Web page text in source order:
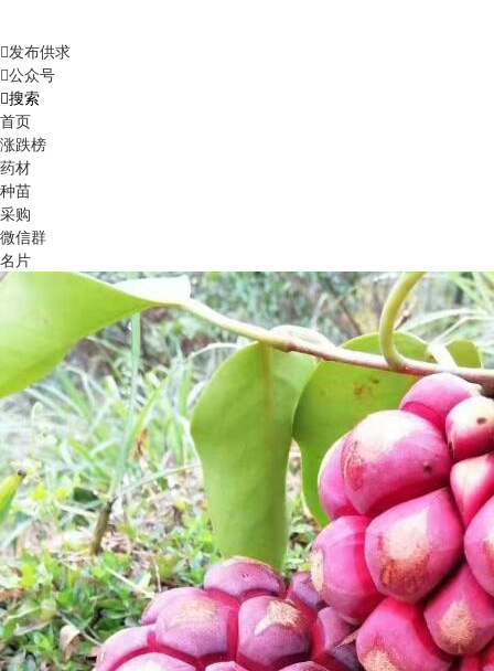
发布供求
公众号
搜索
首页
涨跌榜
药材
种苗
采购
微信群
名片